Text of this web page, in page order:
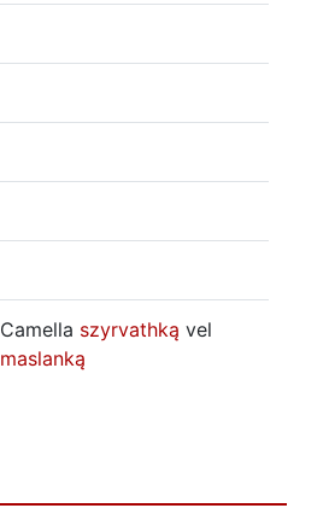
Camella szyrvathką vel
maslanką